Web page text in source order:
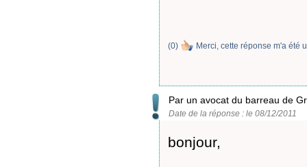
(0) Merci, cette réponse m'a été
Par un avocat du barreau de
Date de la réponse : le 08/12/2011
bonjour,